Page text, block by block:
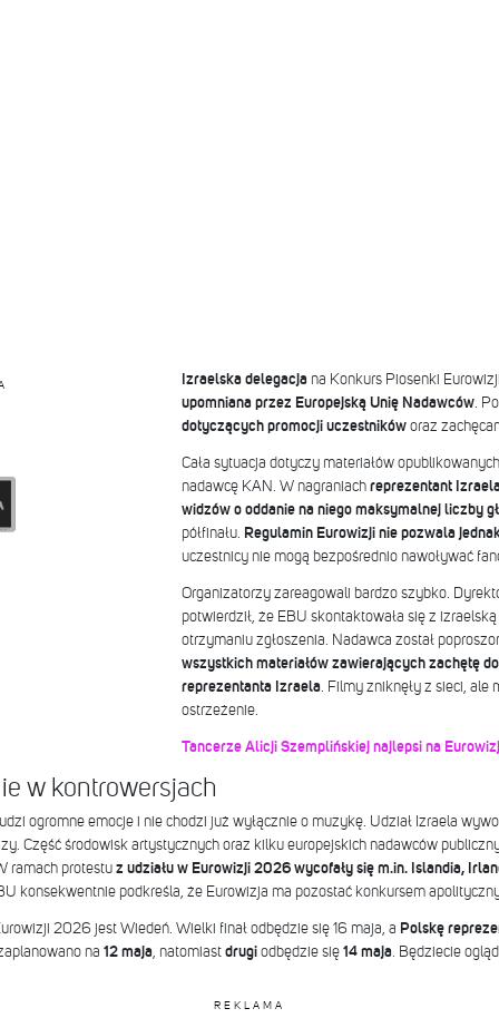
Izraelska delegacjana Konkurs Piosenki
upomniana przez Europejską Unię Nadawców.
dotyczących promocji uczestników oraz
Cała sytuacja dotyczy materiałów
nadawcę KAN. W nagraniach reprezentant
widzów o oddanie na niego maksymalnej liczby
półfinału. Regulamin Eurowizji nie pozwala
uczestnicy nie mogą bezpośrednio nawoływać
Organizatorzy zareagowali bardzo szybko.
potwierdził, że EBU skontaktowała się z
otrzymaniu zgłoszenia. Nadawca został
wszystkich materiałów zawierających zachętę
reprezentanta Izraela. Filmy zniknęły z sieci, ale
ostrzeżenie.
Tancerze Alicji Szemplińskiej najlepsi na
w kontrowersjach
ogromne emocje i nie chodzi już wyłącznie o muzykę. Udział Izraela
Część środowisk artystycznych oraz kilku europejskich nadawców
ramach protestu z udziału w Eurowizji 2026 wycofały się m.in. Islandia,
konsekwentnie podkreśla, że Eurowizja ma pozostać konkursem
2026 jest Wiedeń. Wielki finał odbędzie się 16 maja, a Polskę
na 12 maja, natomiast drugiodbędzie się 14 maja. Będziecie
REKLAMA